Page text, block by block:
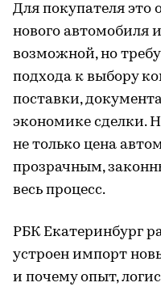
Для покупателя это
нового автомобиля
возможной, но
подхода к выбору
поставки,
экономике сделки.
не только цена
прозрачным,
весь процесс.
РБК Екатеринбург
устроен импорт
и почему опыт,